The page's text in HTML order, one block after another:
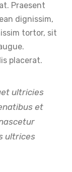
Praesent
dignissim,
tortor, sit
placerat.
ultricies
et
ultrices